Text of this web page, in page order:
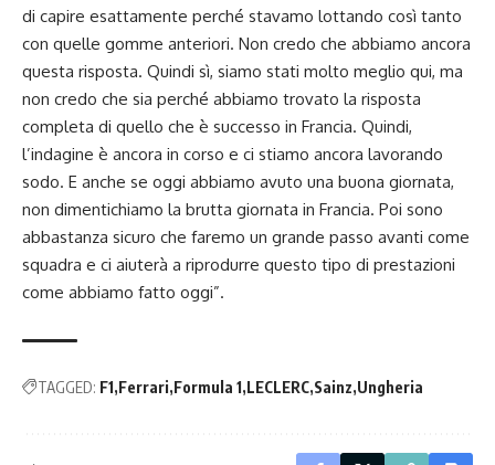
di capire esattamente perché stavamo lottando così tanto
con quelle gomme anteriori. Non credo che abbiamo ancora
questa risposta. Quindi sì, siamo stati molto meglio qui, ma
non credo che sia perché abbiamo trovato la risposta
completa di quello che è successo in Francia. Quindi,
l’indagine è ancora in corso e ci stiamo ancora lavorando
sodo. E anche se oggi abbiamo avuto una buona giornata,
non dimentichiamo la brutta giornata in Francia. Poi sono
abbastanza sicuro che faremo un grande passo avanti come
squadra e ci aiuterà a riprodurre questo tipo di prestazioni
come abbiamo fatto oggi”.
TAGGED: F1 Ferrari Formula 1 LECLERC Sainz Ungheria